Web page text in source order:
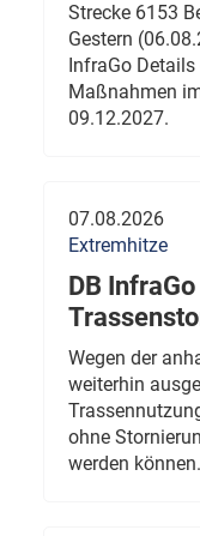
Strecke 6153
Gestern
InfraGo
Maßnahmen
09.12.2027.
07.08.2026
Extremhitze
DB
Wegen der
weiterhin
ohne
werden können.